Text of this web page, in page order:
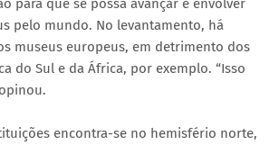
para que se possa avançar e envolver
pelo mundo. No levantamento, há
museus europeus, em detrimento dos
do Sul e da África, por exemplo. “Isso
encontra-se no hemisfério norte,